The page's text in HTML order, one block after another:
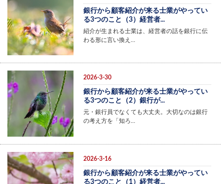
銀行から顧客紹介が来る士業がやってい
る3つのこと（3）経営者...
紹介が生まれる士業は、経営者の話を銀行に伝
わる形に言い換え…
2026-3-30
銀行から顧客紹介が来る士業がやってい
る3つのこと（2）銀行が...
元・銀行員でなくても大丈夫。大切なのは銀行
の考え方を「知ろ…
2026-3-16
銀行から顧客紹介が来る士業がやってい
る3つのこと（1）経営者...